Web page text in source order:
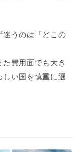
うのは「どこの
費用面でも大き
い国を慎重に選